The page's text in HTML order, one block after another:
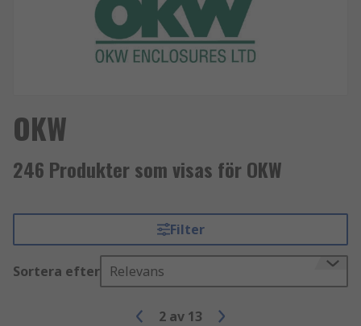
OKW
246 Produkter som visas för OKW
Filter
Sortera efter Relevans
2 av 13